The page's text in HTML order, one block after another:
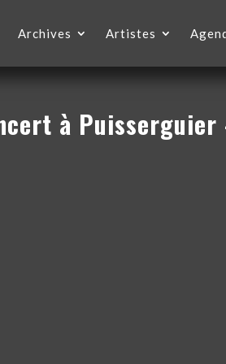
Archives Artistes
à Puisserguier